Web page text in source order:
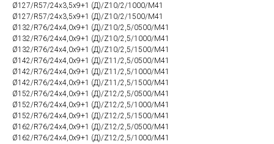
Ø127/R57/24х3,5х9+1 (Д)/Z10/2/1000/М41
Ø127/R57/24х3,5х9+1 (Д)/Z10/2/1500/М41
Ø132/R76/24х4,0х9+1 (Д)/Z10/2,5/0500/М41
Ø132/R76/24х4,0х9+1 (Д)/Z10/2,5/1000/М41
Ø132/R76/24х4,0х9+1 (Д)/Z10/2,5/1500/М41
Ø142/R76/24х4,0х9+1 (Д)/Z11/2,5/0500/М41
Ø142/R76/24х4,0х9+1 (Д)/Z11/2,5/1000/М41
Ø142/R76/24х4,0х9+1 (Д)/Z11/2,5/1500/М41
Ø152/R76/24х4,0х9+1 (Д)/Z12/2,5/0500/М41
Ø152/R76/24х4,0х9+1 (Д)/Z12/2,5/1000/М41
Ø152/R76/24х4,0х9+1 (Д)/Z12/2,5/1500/М41
Ø162/R76/24х4,0х9+1 (Д)/Z12/2,5/0500/М41
Ø162/R76/24х4,0х9+1 (Д)/Z12/2,5/1000/М41